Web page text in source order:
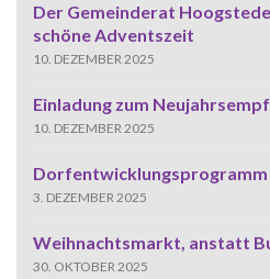
Der Gemeinderat
schöne Adventszeit
10. DEZEMBER 2025
Einladung zum
10. DEZEMBER 2025
Dorfentwicklungsprogramm
3. DEZEMBER 2025
Weihnachtsmarkt, anstatt
30. OKTOBER 2025